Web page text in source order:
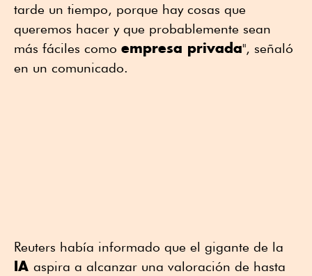
tarde un tiempo, porque hay cosas que
queremos hacer y que probablemente sean
más fáciles como empresa privada", señaló
en un comunicado.
Reuters había informado que el gigante de la
IA aspira a alcanzar una valoración de hasta